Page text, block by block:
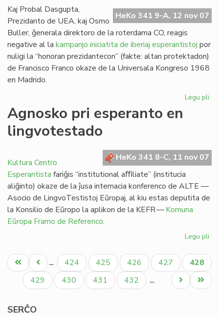
HeKo 341 9-A, 12 nov 07
Kaj Probal Dasgupta,
Prezidanto de UEA, kaj Osmo
Buller, ĝenerala direktoro de la roterdama CO, reagis
negative al la kampanjo iniciatita de iberiaj esperantistoj por
nuligi la “honoran prezidantecon” (fakte: altan protektadon)
de Francisco Franco okaze de la Universala Kongreso 1968
en Madrido.
Legu pli
Agnosko pri esperanto en
lingvotestado
HeKo 341 8-C, 11 nov 07
Kultura Centro
Esperantista fariĝis “institutional aﬃliate” (institucia
aliĝinto) okaze de la ĵusa internacia konferenco de ALTE —
Asocio de LingvoTestistoj Eŭropaj, al kiu estas deputita de
la Konsilio de Eŭropo la aplikon de la KEFR —Komuna
Eŭropa Framo de Referenco.
Legu pli
pri
en
Pagination
Unua
paĝo
Antaŭa
paĝo
… Paĝo
424 Paĝo
425 Paĝo
426 Paĝo
427
Aktuala
paĝo
428
Paĝo
429 Paĝo
430 Paĝo
431 Paĝo
432 …
Last
page
Next
page
SERĈO